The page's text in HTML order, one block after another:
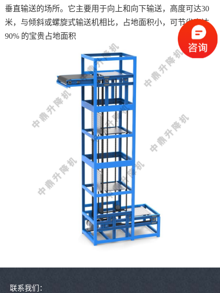
垂直输送的场所。它主要用于向上和向下输送，高度可达30
米，与倾斜或螺旋式输送机相比，占地面积小，可节省高达
90% 的宝贵占地面积
联系我们：